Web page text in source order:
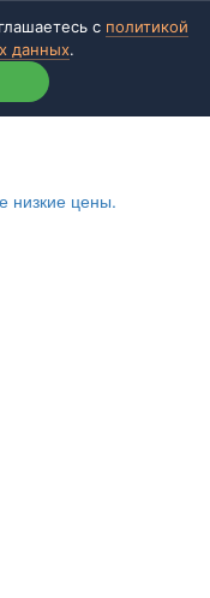
с политикой
данных.
низкие цены.